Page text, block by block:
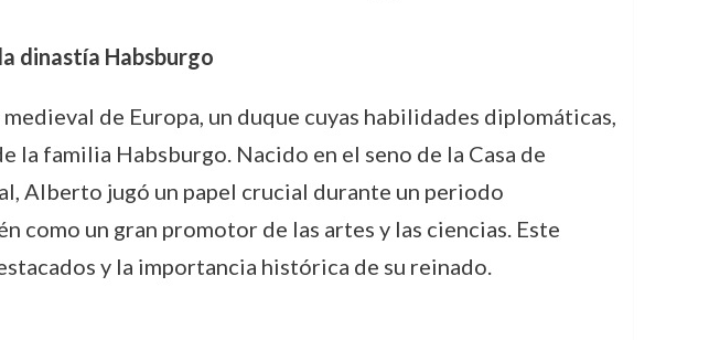
dinastía Habsburgo
de Europa, un duque cuyas habilidades diplomáticas,
familia Habsburgo. Nacido en el seno de la Casa de
Alberto jugó un papel crucial durante un periodo
un gran promotor de las artes y las ciencias. Este
y la importancia histórica de su reinado.